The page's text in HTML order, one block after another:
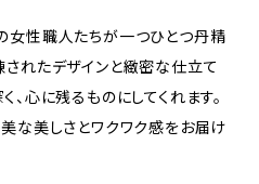
女性職人たちが一つひとつ丹精
れたデザインと緻密な仕立て
心に残るものにしてくれます。
な美しさとワクワク感をお届け